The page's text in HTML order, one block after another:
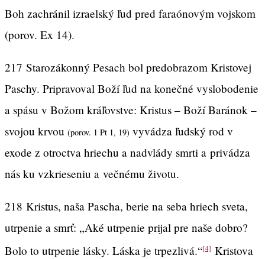
Boh zachránil izraelský ľud pred faraónovým vojskom
(porov. Ex 14).
217 Starozákonný Pesach bol predobrazom Kristovej
Paschy. Pripravoval Boží ľud na konečné vyslobodenie
a spásu v Božom kráľovstve: Kristus – Boží Baránok –
svojou krvou (porov. 1 Pt 1, 19) vyvádza ľudský rod v
exode z otroctva hriechu a nadvlády smrti a privádza
nás ku vzkrieseniu a večnému životu.
218 Kristus, naša Pascha, berie na seba hriech sveta,
utrpenie a smrť: „Aké utrpenie prijal pre naše dobro?
Bolo to utrpenie lásky. Láska je trpezlivá.“[4] Kristova